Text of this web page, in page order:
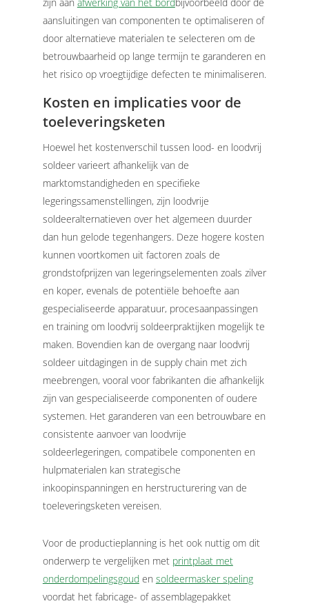
aansluitingen van componenten te optimaliseren of
door alternatieve materialen te selecteren om de
betrouwbaarheid op lange termijn te garanderen en
het risico op vroegtijdige defecten te minimaliseren.
Kosten en implicaties voor de
toeleveringsketen
Hoewel het kostenverschil tussen lood- en loodvrij
soldeer varieert afhankelijk van de
marktomstandigheden en specifieke
legeringssamenstellingen, zijn loodvrije
soldeeralternatieven over het algemeen duurder
dan hun gelode tegenhangers. Deze hogere kosten
kunnen voortkomen uit factoren zoals de
grondstofprijzen van legeringselementen zoals zilver
en koper, evenals de potentiële behoefte aan
gespecialiseerde apparatuur, procesaanpassingen
en training om loodvrij soldeerpraktijken mogelijk te
maken. Bovendien kan de overgang naar loodvrij
soldeer uitdagingen in de supply chain met zich
meebrengen, vooral voor fabrikanten die afhankelijk
zijn van gespecialiseerde componenten of oudere
systemen. Het garanderen van een betrouwbare en
consistente aanvoer van loodvrije
soldeerlegeringen, compatibele componenten en
hulpmaterialen kan strategische
inkoopinspanningen en herstructurering van de
toeleveringsketen vereisen.
Voor de productieplanning is het ook nuttig om dit
onderwerp te vergelijken met printplaat met
onderdompelingsgouden soldeermasker speling
voordat het fabricage- of assemblagepakket